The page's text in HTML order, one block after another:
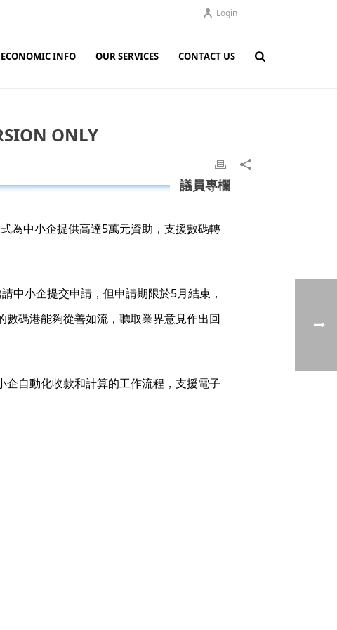
Login
ECONOMIC INFO OUR SERVICES CONTACT US
ONLY
議員專欄
為中小企提供高達5萬元資助，支援數碼轉
中小企提交申請，但申請期限於5月結束，
碼港能夠從善如流，聽取業界意見作出回
自動化收款和計算的工作流程，支援電子